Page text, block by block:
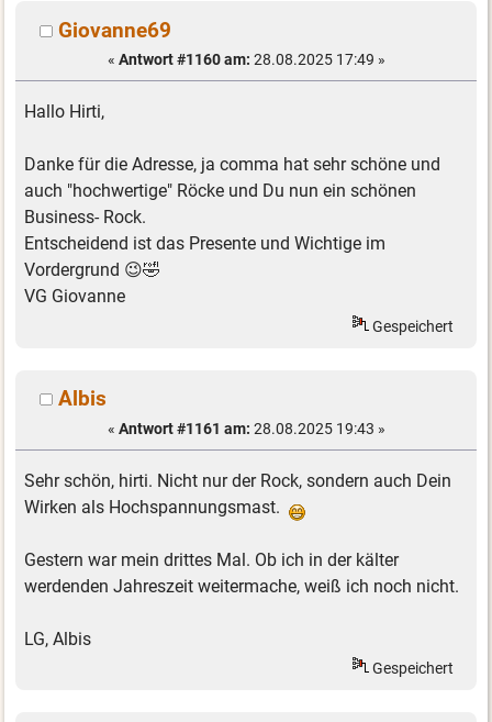
Giovanne69
« Antwort #1160 am: 28.08.2025 17:49 »
Hallo Hirti,
Danke für die Adresse, ja comma hat sehr schöne und
auch "hochwertige" Röcke und Du nun ein schönen
Business- Rock.
Entscheidend ist das Presente und Wichtige im
Vordergrund 😉🤣
VG Giovanne
Gespeichert
Albis
« Antwort #1161 am: 28.08.2025 19:43 »
Sehr schön, hirti. Nicht nur der Rock, sondern auch Dein
Wirken als Hochspannungsmast.
Gestern war mein drittes Mal. Ob ich in der kälter
werdenden Jahreszeit weitermache, weiß ich noch nicht.
LG, Albis
Gespeichert